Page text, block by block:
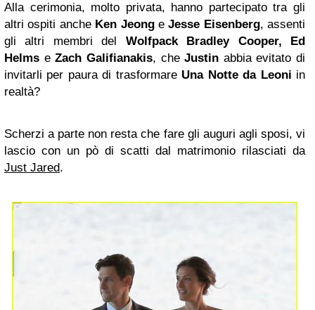
Alla cerimonia, molto privata, hanno partecipato tra gli
altri ospiti anche Ken JeongeJesse Eisenberg, assenti
gli altri membri del Wolfpack Bradley Cooper, Ed
Helms eZach Galifianakis, cheJustin abbia evitato di
invitarli per paura di trasformare Una Notte da Leoni in
realtà?
Scherzi a parte non resta che fare gli auguri agli sposi, vi
lascio con un pò di scatti dal matrimonio rilasciati da
Just Jared.